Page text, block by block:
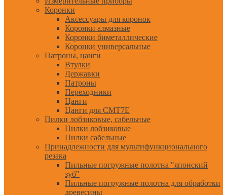
Коронки
Аксессуары для коронок
Коронки алмазные
Коронки биметаллические
Коронки универсальные
Патроны, цанги
Втулки
Державки
Патроны
Переходники
Цанги
Цанги для CMT7E
Пилки лобзиковые, сабельные
Пилки лобзиковые
Пилки сабельные
Принадлежности для мультифункционального
резака
Пильные погружные полотна "японский
зуб"
Пильные погружные полотна для обработки
древесины